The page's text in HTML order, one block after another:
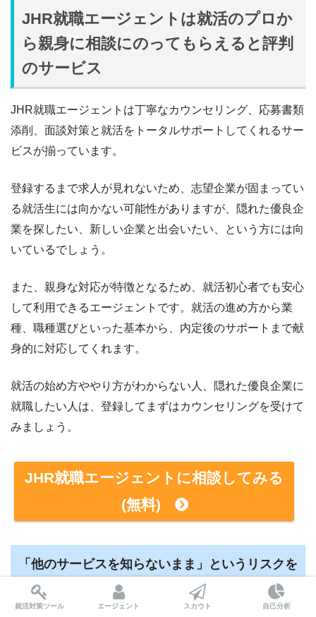
JHR就職エージェントは就活のプロか
ら親身に相談にのってもらえると評判
のサービス
JHR就職エージェントは丁寧なカウンセリング、応募書類
添削、面談対策と就活をトータルサポートしてくれるサー
ビスが揃っています。
登録するまで求人が見れないため、志望企業が固まってい
る就活生には向かない可能性がありますが、隠れた優良企
業を探したい、新しい企業と出会いたい、という方には向
いているでしょう。
また、親身な対応が特徴となるため、就活初心者でも安心
して利用できるエージェントです。就活の進め方から業
種、職種選びといった基本から、内定後のサポートまで献
身的に対応してくれます。
就活の始め方ややり方がわからない人、隠れた優良企業に
就職したい人は、登録してまずはカウンセリングを受けて
みましょう。
JHR就職エージェントに相談してみる
(無料)
「他のサービスを知らないまま」というリスクを
避けたい方はこちらの記事を
就活対策ツール エージェント スカウト 自己分析